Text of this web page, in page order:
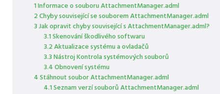
1 Informace o souboru AttachmentManager.adml
2 Chyby související se souborem AttachmentManager.adml
3 Jak opravit chyby související s AttachmentManager.adml?
3.1 Skenování škodlivého softwaru
3.2 Aktualizace systému a ovladačů
3.3 Nástroj Kontrola systémových souborů
3.4 Obnovení systému
4 Stáhnout soubor AttachmentManager.adml
4.1 Seznam verzí souborů AttachmentManager.adml